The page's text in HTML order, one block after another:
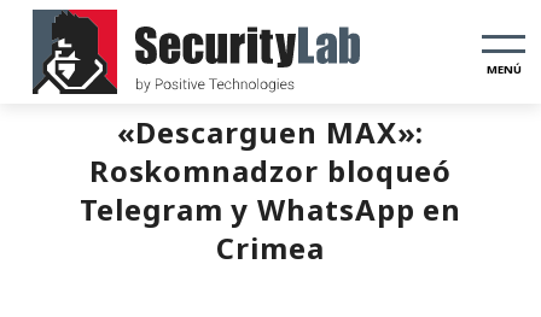
MENÚ
«Descarguen MAX»:
Roskomnadzor bloqueó
Telegram y WhatsApp en
Crimea